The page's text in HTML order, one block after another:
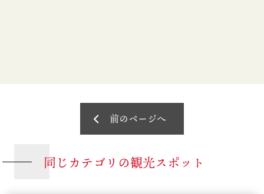
前のページへ
同じカテゴリの観光スポット